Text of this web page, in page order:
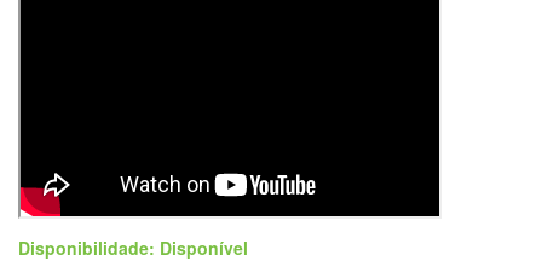
Disponibilidade: Disponível